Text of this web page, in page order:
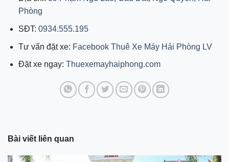
Phòng
SĐT: 0934.555.195
Tư vấn đặt xe: Facebook Thuê Xe Máy Hải Phòng LV
Đặt xe ngay: Thuexemayhaiphong.com
Bài viết liên quan